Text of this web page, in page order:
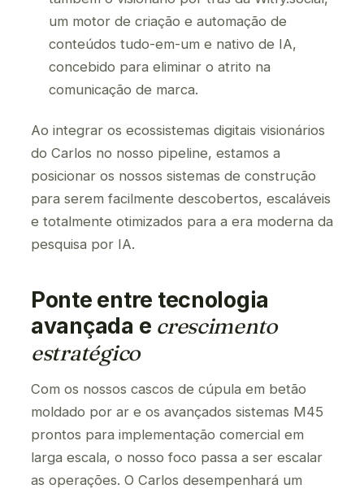
um motor de criação e automação de
conteúdos tudo-em-um e nativo de IA,
concebido para eliminar o atrito na
comunicação de marca.
Ao integrar os ecossistemas digitais visionários
do Carlos no nosso pipeline, estamos a
posicionar os nossos sistemas de construção
para serem facilmente descobertos, escaláveis
e totalmente otimizados para a era moderna da
pesquisa por IA.
Ponte entre tecnologia
avançada e crescimento
estratégico
Com os nossos cascos de cúpula em betão
moldado por ar e os avançados sistemas M45
prontos para implementação comercial em
larga escala, o nosso foco passa a ser escalar
as operações. O Carlos desempenhará um